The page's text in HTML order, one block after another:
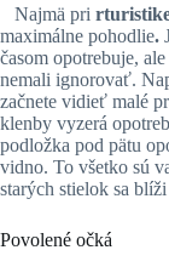
Najmä pri r
maximálne pohodlie.
časom opotrebuje,
nemali ignorovať.
začnete vidieť malé
klenby vyzerá
podložka pod pätu
vidno. To všetko sú
starých stielok sa
Povolené očká